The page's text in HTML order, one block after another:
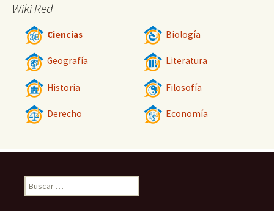
Wiki Red
Ciencias Biología
Geografía Literatura
Historia Filosofía
Derecho Economía
Buscar: